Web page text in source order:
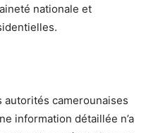
nationale et
autorités camerounaises
information détaillée n’a